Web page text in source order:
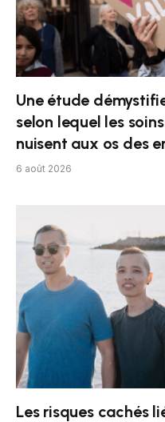
Une étude
selon lequel les
nuisent aux os des
6 août 2026
Les risques cachés